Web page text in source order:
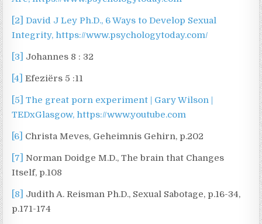
[2]
David J Ley Ph.D., 6 Ways to Develop Sexual
Integrity, https://www.psychologytoday.com/
[3] Johannes 8 : 32
[4] Efeziërs 5 :11
[5]
The great porn experiment | Gary Wilson |
TEDxGlasgow, https://www.youtube.com
[6] Christa Meves, Geheimnis Gehirn, p.202
[7]
Norman Doidge M.D., The brain that Changes
Itself, p.108
[8]
Judith A. Reisman Ph.D., Sexual Sabotage, p.16-34,
p.171-174